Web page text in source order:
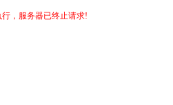
行，服务器已终止请求!